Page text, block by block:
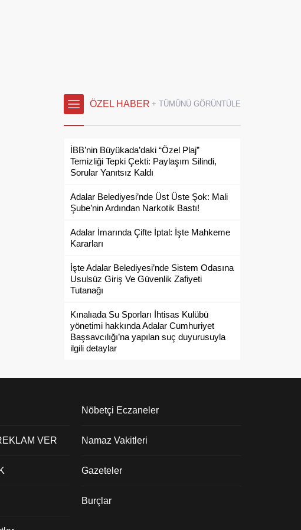
ÖZEL HABER + TÜMÜNÜ GÖRÜNTÜLE
İBB’nin Büyükada’daki “Özel Plaj”
Temizliği Tepki Çekti: Paylaşım Silindi,
Sorular Yanıtsız Kaldı
Adalar Belediyesi’nde Üst Üste Şok: Mali
Şube’nin Ardından Narkotik Bastı!
Adalar İmarında Çifte İptal: İşte Mahkeme
Kararları
İşte Adalar Belediyesi’nde Sistem Odasına
Usulsüz Giriş Ve Güvenlik Zafiyeti
Tutanağı
Kınalıada Su Sporları İhtisas Kulübü
yönetimi hakkında Adalar Cumhuriyet
Başsavcılığı’na yapılan suç duyurusuyla
ilgili detaylar
VER
Nöbetçi Eczaneler
Namaz Vakitleri
Gazeteler
Burçlar